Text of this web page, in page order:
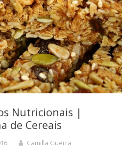
Nutricionais |
de Cereais
Camilla Guerra